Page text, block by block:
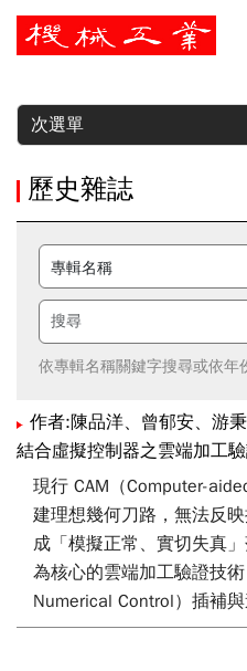
暫停
次選單
歷史雜誌
依專輯名稱關鍵字搜尋或依
作者:陳品洋、曾郁安、游
結合虛擬控制器之雲端加工
現行 CAM（Computer-
建理想幾何刀路，無法反
成「模擬正常、實切失真
為核心的雲端加工驗證技
Numerical Control）插補
機的時間序列插補點與軸